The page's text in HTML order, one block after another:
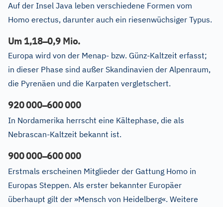
Auf der Insel Java leben verschiedene Formen vom
Homo erectus, darunter auch ein riesenwüchsiger Typus.
Um 1,18–0,9 Mio.
Europa wird von der Menap- bzw. Günz-Kaltzeit erfasst;
in dieser Phase sind außer Skandinavien der Alpenraum,
die Pyrenäen und die Karpaten vergletschert.
920000–600000
In Nordamerika herrscht eine Kältephase, die als
Nebrascan-Kaltzeit bekannt ist.
900000–600000
Erstmals erscheinen Mitglieder der Gattung Homo in
Europas Steppen. Als erster bekannter Europäer
überhaupt gilt der »Mensch von Heidelberg«. Weitere